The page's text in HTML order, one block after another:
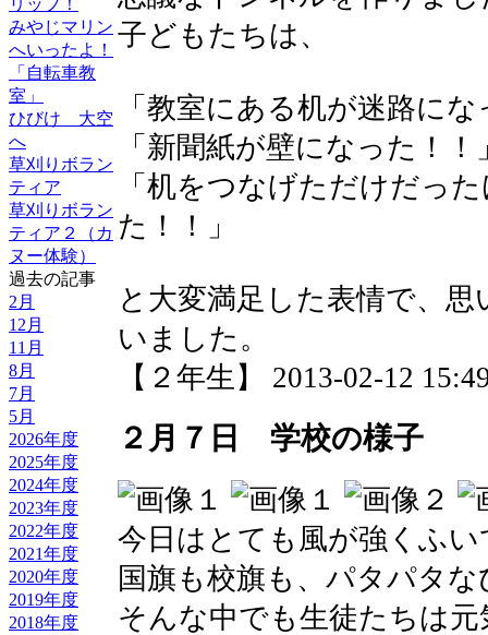
リップ！
みやじマリン
へいったよ！
「自転車教
室」
ひびけ 大空
へ
草刈りボラン
ティア
草刈りボラン
ティア２（カ
ヌー体験）
過去の記事
2月
12月
11月
8月
7月
5月
2026年度
2025年度
2024年度
2023年度
2022年度
2021年度
2020年度
2019年度
2018年度
子どもたちは、
「教室にある机が迷路に
「新聞紙が壁になった！！
「机をつなげただけだっ
た！！」
と大変満足した表情で、
いました。
【２年生】 2013-02-12
２月７日 学校の様子
今日はとても風が強くふ
国旗も校旗も、パタパタ
そんな中でも生徒たちは